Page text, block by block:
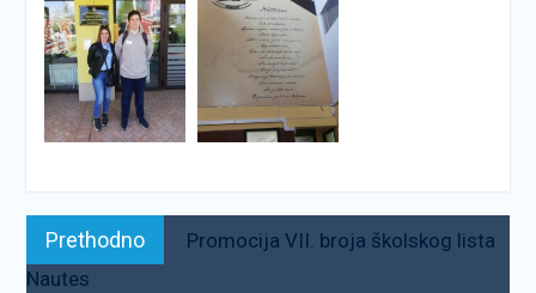
Navigacija
objava
Prethodno
Promocija VII. broja školskog lista
Nautes